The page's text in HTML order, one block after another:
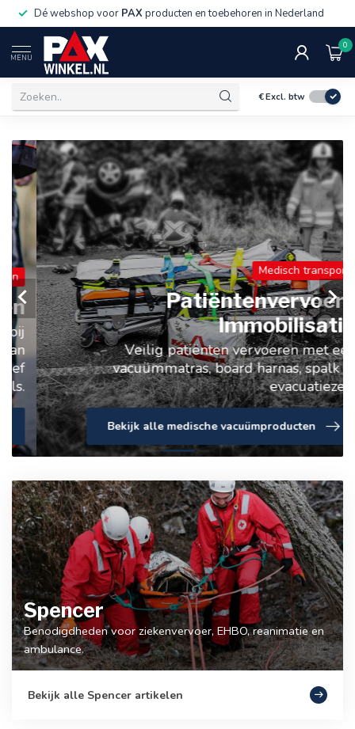
Dé webshop voor PAX producten en toebehoren in Nederland
MENU
0
€Excl. btw
Medisch transport
Patiëntenvervoer /
Immobilisatie
Veilig patiënten vervoeren met een
vacuümmatras, board harnas, spalk of
evacuatiezeil.
Bekijk alle medische vacuümproducten
Spencer
Benodigdheden voor ziekenvervoer, EHBO, reanimatie en
ambulance.
Bekijk alle Spencer artikelen